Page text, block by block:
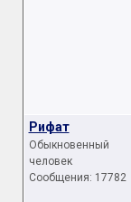
Рифат
Обыкновенный
человек
Сообщения: 17782